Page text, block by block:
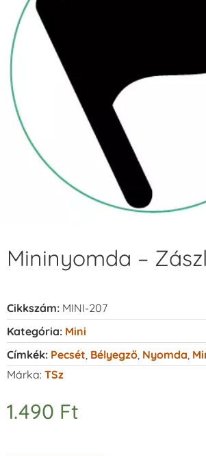
Mininyomda –
Cikkszám: MINI-207
Kategória: Mini
Címkék: Pecsét Bélyegző Nyomda
Márka: TSz
1.490 Ft